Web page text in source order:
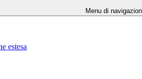
Menu di
estesa